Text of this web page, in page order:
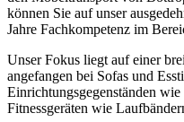
können Sie auf unser
Jahre Fachkompetenz im
Unser Fokus liegt auf einer
angefangen bei Sofas und
Einrichtungsgegenständen
Fitnessgeräten wie